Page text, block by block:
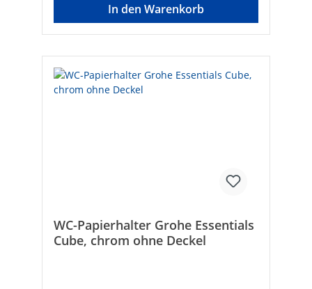
In den Warenkorb
WC-Papierhalter Grohe Essentials
Cube, chrom ohne Deckel